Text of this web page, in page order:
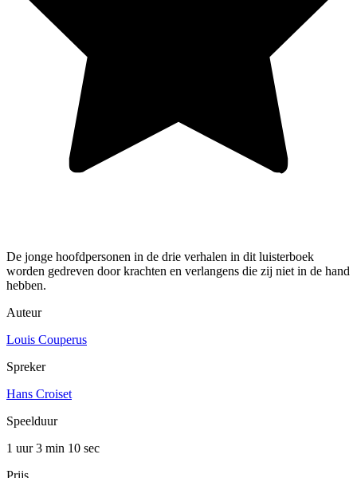
De jonge hoofdpersonen in de drie verhalen in dit luisterboek
worden gedreven door krachten en verlangens die zij niet in de hand
hebben.
Auteur
Louis Couperus
Spreker
Hans Croiset
Speelduur
1 uur 3 min 10 sec
Prijs